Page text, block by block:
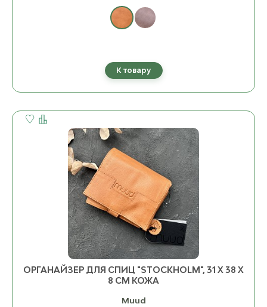
К товару
ОРГАНАЙЗЕР ДЛЯ СПИЦ "STOCKHOLM", 31 Х 38 Х
8 СМ КОЖА
Muud